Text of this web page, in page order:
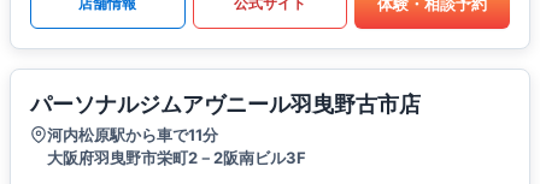
パーソナルジムアヴニール羽曳野古市店
河内松原駅から車で11分
大阪府羽曳野市栄町2－2阪南ビル3F